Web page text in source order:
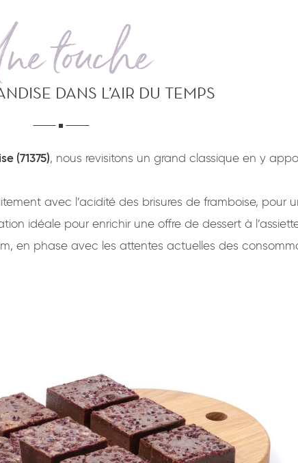
touche
DANS L’AIR DU TEMPS
(71375), nous revisitons un grand classique en y
avec l’acidité des brisures de framboise, pour
idéale pour enrichir une offre de dessert à
en phase avec les attentes actuelles des